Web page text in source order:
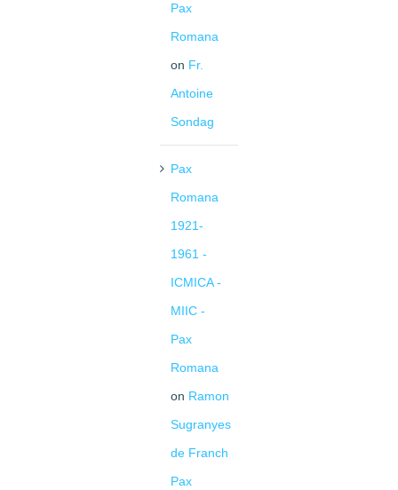
Pax
Romana
on Fr.
Antoine
Sondag
Pax
Romana
1921-
1961 -
ICMICA -
MIIC -
Pax
Romana
on Ramon
Sugranyes
de Franch
Pax